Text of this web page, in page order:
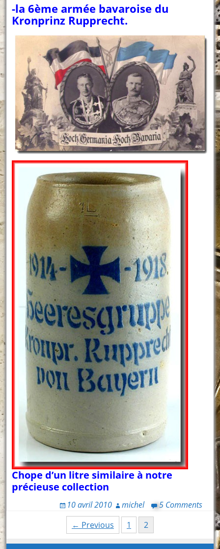
-la 6ème armée bavaroise du
Kronprinz Rupprecht.
Chope d’un litre similaire à notre
précieuse collection
10 avril 2010 michel 5 Comments
← Previous 1 2